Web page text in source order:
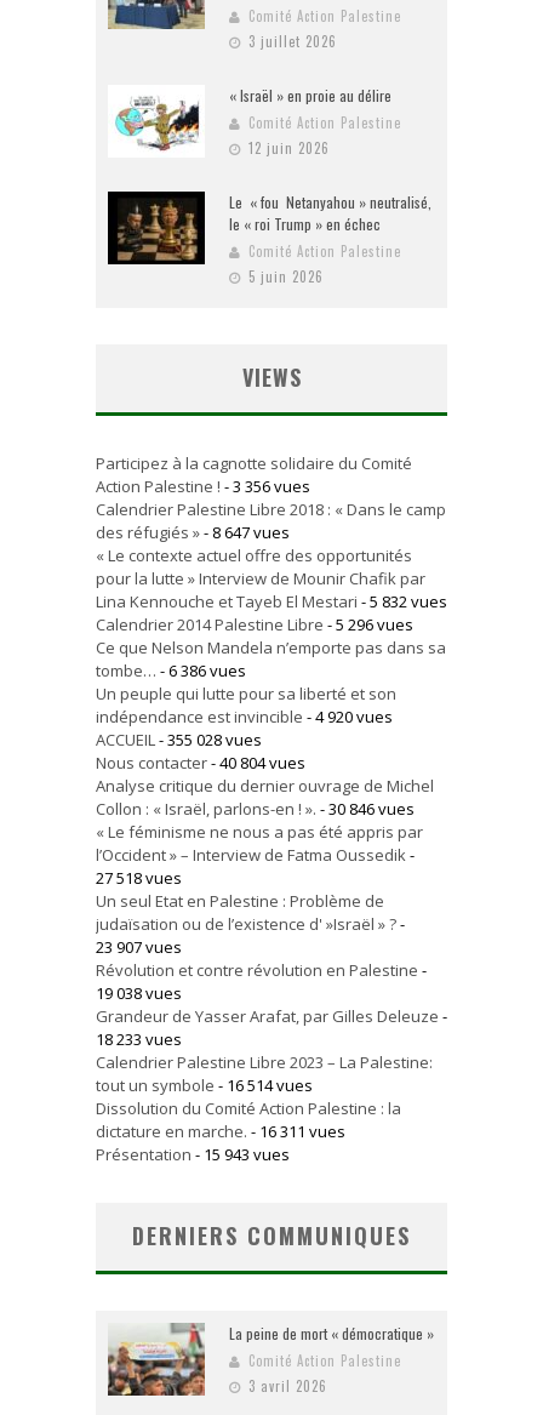
Comité Action Palestine
3 juillet 2026
« Israël » en proie au délire
Comité Action Palestine
12 juin 2026
Le « fou Netanyahou » neutralisé,
le « roi Trump » en échec
Comité Action Palestine
5 juin 2026
VIEWS
Participez à la cagnotte solidaire du Comité
Action Palestine ! - 3 356 vues
Calendrier Palestine Libre 2018 : « Dans le camp
des réfugiés »- 8 647 vues
« Le contexte actuel offre des opportunités
pour la lutte » Interview de Mounir Chafik par
Lina Kennouche et Tayeb El Mestari - 5 832 vues
Calendrier 2014 Palestine Libre - 5 296 vues
Ce que Nelson Mandela n’emporte pas dans sa
tombe… - 6 386 vues
Un peuple qui lutte pour sa liberté et son
indépendance est invincible - 4 920 vues
ACCUEIL- 355 028 vues
Nous contacter- 40 804 vues
Analyse critique du dernier ouvrage de Michel
Collon : « Israël, parlons-en ! ». - 30 846 vues
« Le féminisme ne nous a pas été appris par
l’Occident » – Interview de Fatma Oussedik-
27 518 vues
Un seul Etat en Palestine : Problème de
judaïsation ou de l’existence d' »Israël » ?-
23 907 vues
Révolution et contre révolution en Palestine -
19 038 vues
Grandeur de Yasser Arafat, par Gilles Deleuze -
18 233 vues
Calendrier Palestine Libre 2023 – La Palestine:
tout un symbole - 16 514 vues
Dissolution du Comité Action Palestine : la
dictature en marche. - 16 311 vues
Présentation - 15 943 vues
DERNIERS COMMUNIQUES
La peine de mort « démocratique »
Comité Action Palestine
3 avril 2026